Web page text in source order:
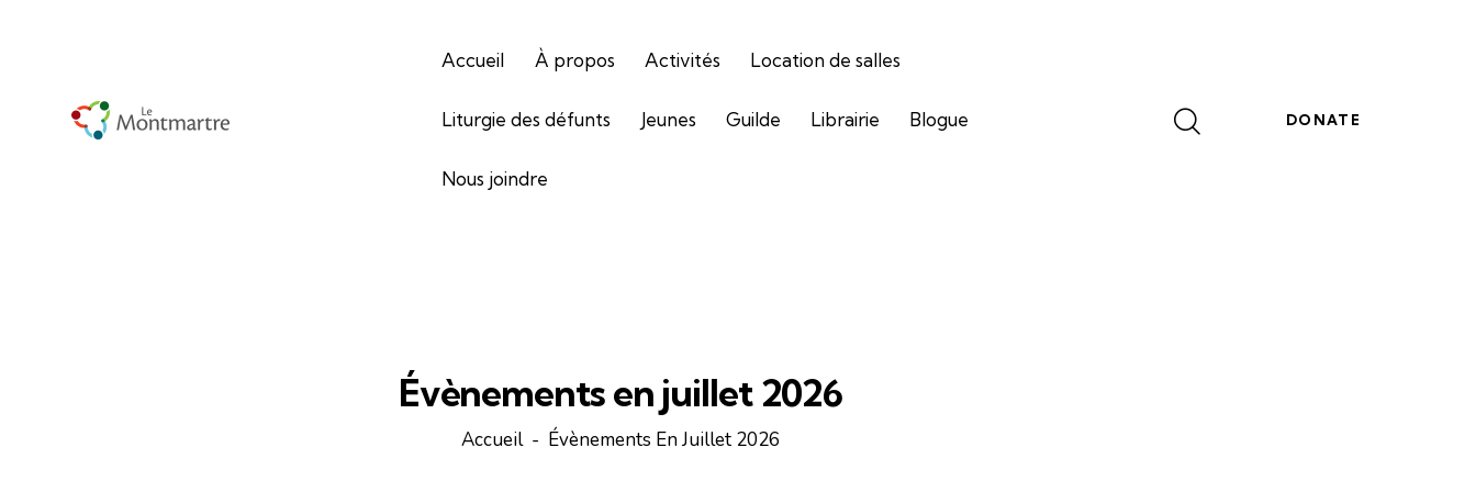
Accueil À propos Activités Location de salles
Liturgie des défunts Jeunes Guilde Librairie Blogue
Nous joindre
DONATE
Évènements en juillet 2026
Accueil Évènements En Juillet 2026